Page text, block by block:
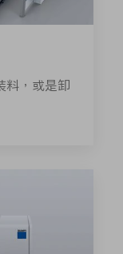
料，或是卸